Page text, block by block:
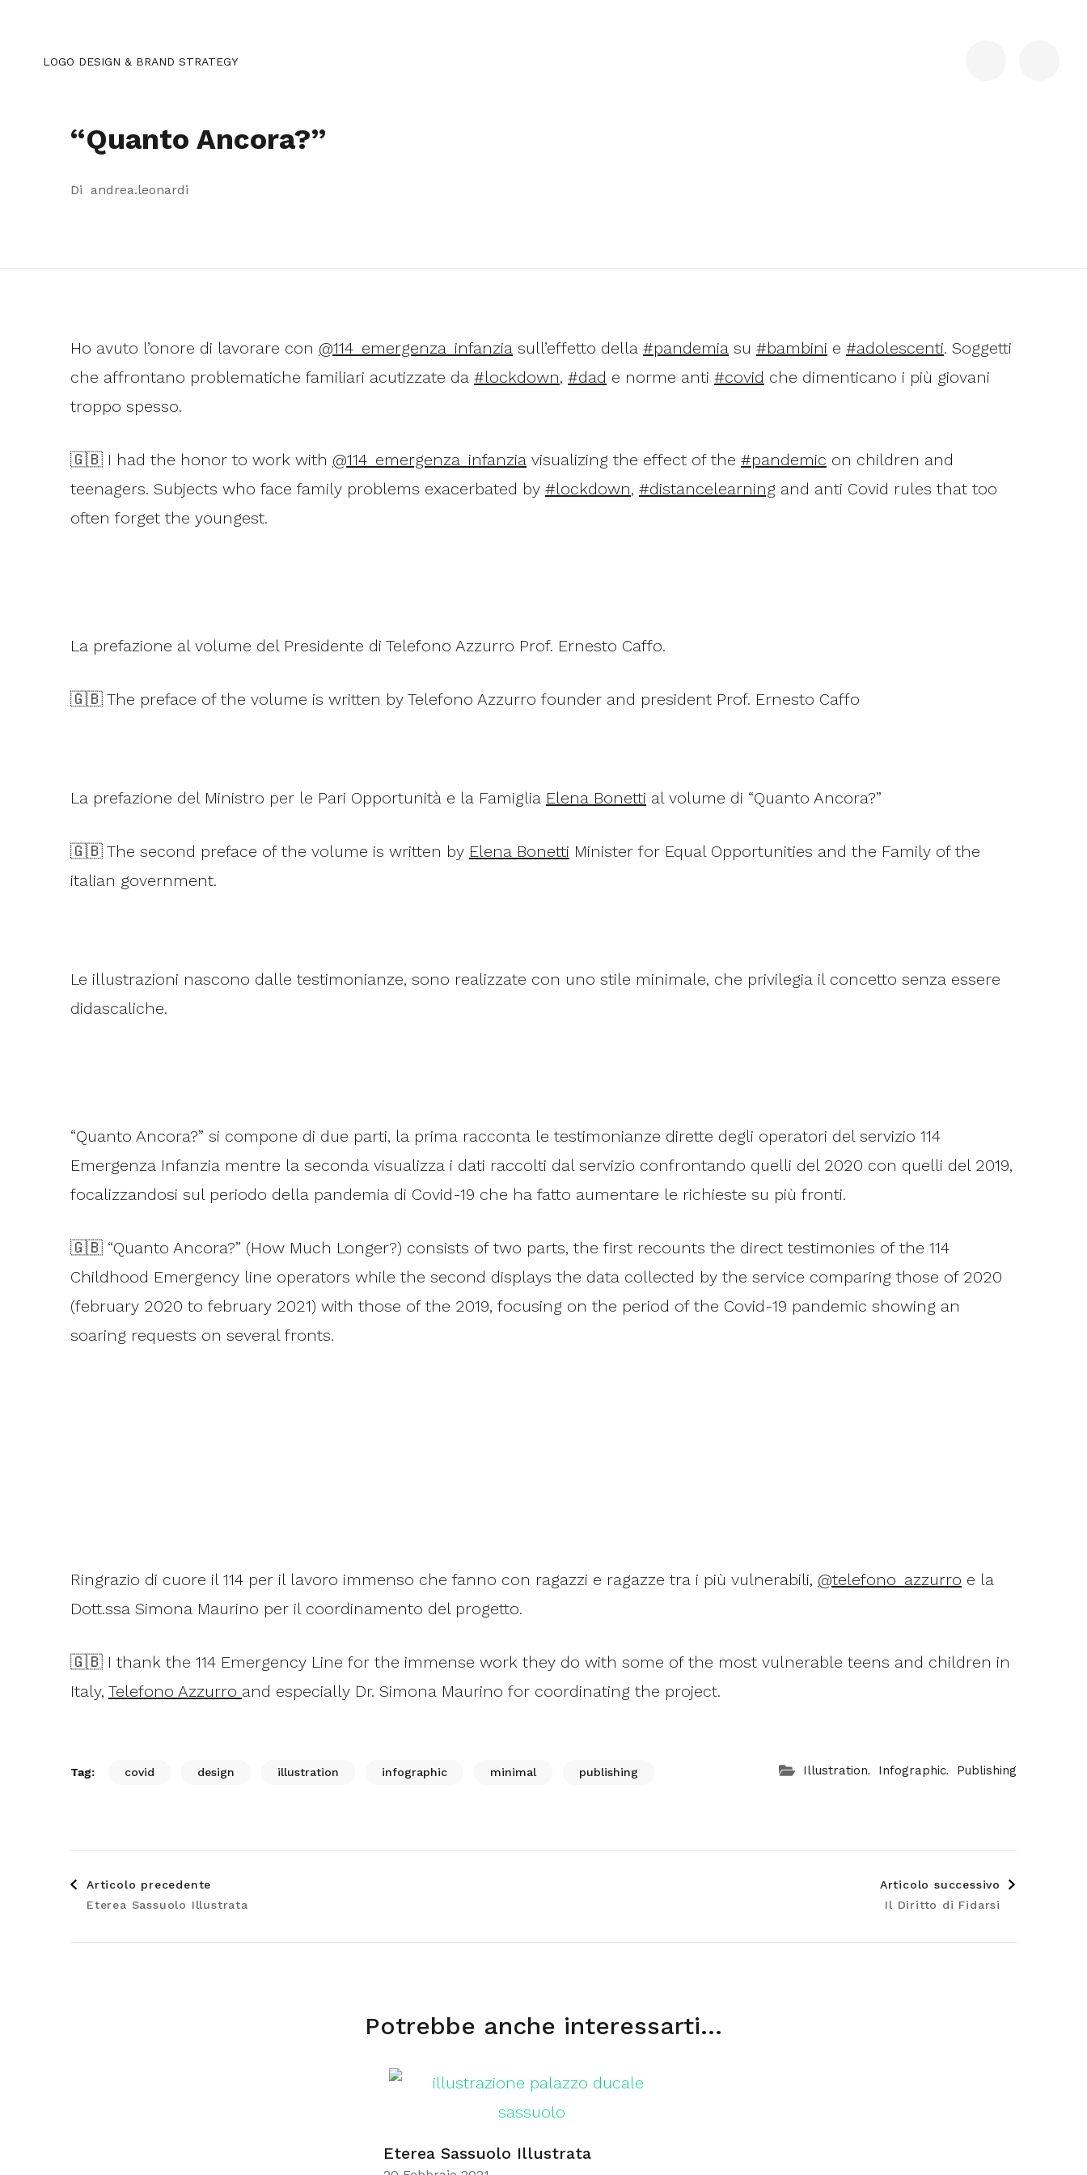
contenuto
LOGO DESIGN & BRAND STRATEGY
“Quanto Ancora?”
Di andrea.leonardi
Ho avuto l’onore di lavorare con @114_emergenza_infanzia sull’effetto della #pandemia su #bambini e #adolescenti. Soggetti
che affrontano problematiche familiari acutizzate da #lockdown, #dad e norme anti #covid che dimenticano i più giovani
troppo spesso.
🇬🇧 I had the honor to work with @114_emergenza_infanzia visualizing the effect of the #pandemic on children and
teenagers. Subjects who face family problems exacerbated by #lockdown, #distancelearning and anti Covid rules that too
often forget the youngest.
La prefazione al volume del Presidente di Telefono Azzurro Prof. Ernesto Caffo.
🇬🇧 The preface of the volume is written by Telefono Azzurro founder and president Prof. Ernesto Caffo
La prefazione del Ministro per le Pari Opportunità e la Famiglia Elena Bonetti al volume di “Quanto Ancora?”
🇬🇧 The second preface of the volume is written by Elena Bonetti Minister for Equal Opportunities and the Family of the
italian government.
Le illustrazioni nascono dalle testimonianze, sono realizzate con uno stile minimale, che privilegia il concetto senza essere
didascaliche.
“Quanto Ancora?” si compone di due parti, la prima racconta le testimonianze dirette degli operatori del servizio 114
Emergenza Infanzia mentre la seconda visualizza i dati raccolti dal servizio confrontando quelli del 2020 con quelli del 2019,
focalizzandosi sul periodo della pandemia di Covid-19 che ha fatto aumentare le richieste su più fronti.
🇬🇧 “Quanto Ancora?” (How Much Longer?) consists of two parts, the first recounts the direct testimonies of the 114
Childhood Emergency line operators while the second displays the data collected by the service comparing those of 2020
(february 2020 to february 2021) with those of the 2019, focusing on the period of the Covid-19 pandemic showing an
soaring requests on several fronts.
Ringrazio di cuore il 114 per il lavoro immenso che fanno con ragazzi e ragazze tra i più vulnerabili, @telefono_azzurro e la
Dott.ssa Simona Maurino per il coordinamento del progetto.
🇬🇧 I thank the 114 Emergency Line for the immense work they do with some of the most vulnerable teens and children in
Italy, Telefono Azzurro and especially Dr. Simona Maurino for coordinating the project.
Tag: covid design illustration infographic minimal publishing Illustration, Infographic, Publishing
Navigazione
Articolo precedente
Eterea Sassuolo Illustrata
Articolo successivo
Il Diritto di Fidarsi
Potrebbe anche interessarti...
Eterea Sassuolo Illustrata